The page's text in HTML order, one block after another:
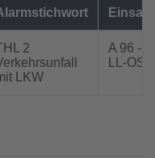
2
LKW
A 96 ->
LL-OST